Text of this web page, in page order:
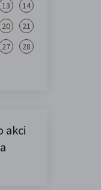
13
14
20
21
27
28
akci